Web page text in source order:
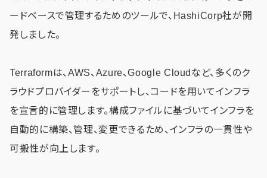
ードベースで管理するためのツールで、HashiCorp社が開
発しました。
Terraformは、AWS、Azure、Google Cloudなど、多くのク
ラウドプロバイダーをサポートし、コードを用いてインフラ
を宣言的に管理します。構成ファイルに基づいてインフラを
自動的に構築、管理、変更できるため、インフラの一貫性や
可搬性が向上します。